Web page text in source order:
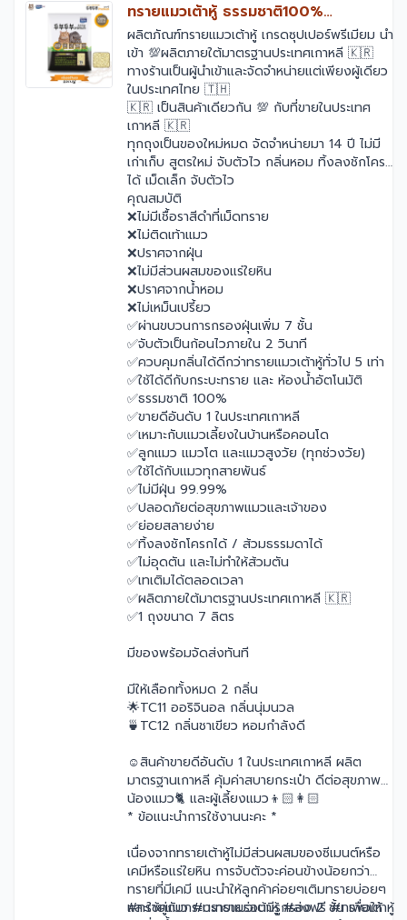
ทรายแมวเต้าหู้ ธรรมชาติ100%
TOFUTOFU Premium เกรดซุปเปอร์
พรีเมียม
ผลิตภัณฑ์ทรายแมวเต้าหู้ เกรดซุปเปอร์พรีเมียม นำ
เข้า 💯ผลิตภายใต้มาตรฐานประเทศเกาหลี 🇰🇷
ทางร้านเป็นผู้นำเข้าและจัดจำหน่ายแต่เพียงผู้เดียว
ในประเทศไทย 🇹🇭
🇰🇷 เป็นสินค้าเดียวกัน 💯 กับที่ขายในประเทศ
เกาหลี 🇰🇷
ทุกถุงเป็นของใหม่หมด จัดจำหน่ายมา 14 ปี ไม่มี
เก่าเก็บ สูตรใหม่ จับตัวไว กลิ่นหอม ทิ้งลงชักโครก
ได้ เม็ดเล็ก จับตัวไว
คุณสมบัติ
❌ไม่มีเชื้อราสีดำที่เม็ดทราย
❌ไม่ติดเท้าแมว
❌ปราศจากฝุ่น
❌ไม่มีส่วนผสมของแร่ใยหิน
❌ปราศจากน้ำหอม
❌ไม่เหม็นเปรี้ยว
✅ผ่านขบวนการกรองฝุ่นเพิ่ม 7 ชั้น
✅จับตัวเป็นก้อนไวภายใน 2 วินาที
✅ควบคุมกลิ่นได้ดีกว่าทรายแมวเต้าหู้ทั่วไป 5 เท่า
✅ใช้ได้ดีกับกระบะทราย และ ห้องน้ำอัตโนมัติ
✅ธรรมชาติ 100%
✅ขายดีอันดับ 1 ในประเทศเกาหลี
✅เหมาะกับแมวเลี้ยงในบ้านหรือคอนโด
✅ลูกแมว แมวโต และแมวสูงวัย (ทุกช่วงวัย)
✅ใช้ได้กับแมวทุกสายพันธ์
✅ไม่มีฝุ่น 99.99%
✅ปลอดภัยต่อสุขภาพแมวและเจ้าของ
✅ย่อยสลายง่าย
✅ทิ้งลงชักโครกได้ / ส้วมธรรมดาได้
✅ไม่อุดตัน และไม่ทำให้ส้วมตัน
✅เทเติมได้ตลอดเวลา
✅ผลิตภายใต้มาตรฐานประเทศเกาหลี 🇰🇷
✅1 ถุงขนาด 7 ลิตร
มีของพร้อมจัดส่งทันที
มีให้เลือกทั้งหมด 2 กลิ่น
🌟TC11 ออริจินอล กลิ่นนุ่มนวล
🍵TC12 กลิ่นชาเขียว หอมกำลังดี
☺️สินค้าขายดีอันดับ 1 ในประเทศเกาหลี ผลิต
มาตรฐานเกาหลี คุ้มค่าสบายกระเป๋า ดีต่อสุขภาพ
น้องแมว🐈 และผู้เลี้ยงแมว👦🏻👩🏻
* ข้อแนะนำการใช้งานนะคะ *
เนื่องจากทรายเต้าหู้ไม่มีส่วนผสมของซีเมนต์หรือ
เคมีหรือแร่ใยหิน การจับตัวจะค่อนข้างน้อยกว่า
ทรายที่มีเคมี แนะนำให้ลูกค้าค่อยๆเติมทรายบ่อยๆ
และใช้คู่กับกระบะทรายร่อนมีรูกรอง 2 ชั้น เพื่อให้
#ทรายแมว #ทรายแมวเต้าหู้ #ส่งฟรี #ทรายเต้าหู้